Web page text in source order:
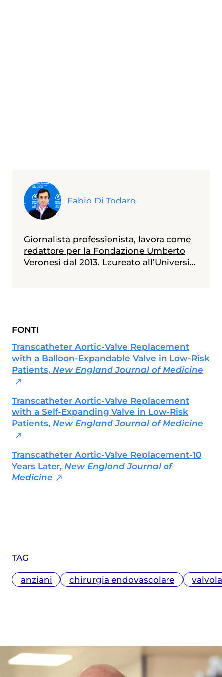
TAG
anziani chirurgia endovascolare
Fabio Di Todaro
Giornalista professionista, lavora come
redattore per la Fondazione Umberto
Veronesi dal 2013. Laureato all’Università
Messe alle spalle alcune esperienze
radiotelevisive, attualmente collabora
anche con diverse testate nazionali ed è
membro dell'Unione Giornalisti Italiani
Scientifici (Ugis).
FONTI
Transcatheter Aortic-Valve Replacement
with a Balloon-Expandable Valve in Low-Risk
Patients, New England Journal of Medicine
Transcatheter Aortic-Valve Replacement
with a Self-Expanding Valve in Low-Risk
Patients, New England Journal of Medicine
Transcatheter Aortic-Valve Replacement-10
Years Later, New England Journal of
Medicine